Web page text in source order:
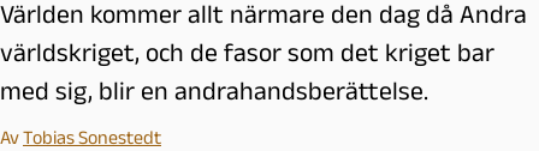
Världen kommer allt närmare den dag då Andra
världskriget, och de fasor som det kriget bar
med sig, blir en andrahandsberättelse.
AvTobias Sonestedt